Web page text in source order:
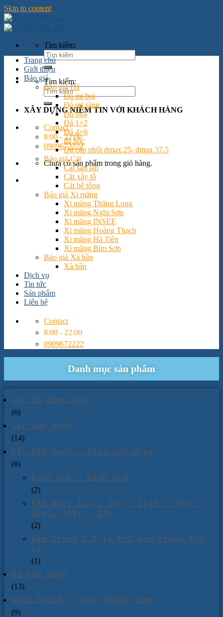
Skip to content
Tìm kiếm:
Tìm kiếm:
XÂY DỰNG NIỀM TIN VỚI KHÁCH HÀNG
Contact
8:00 - 22:00
0909672222
Chưa có sản phẩm trong giỏ hàng.
Trang chủ
Giới thiệu
Báo giá
Báo giá Đá
Đá mi bụi
Đá mi sàng
Đá 0x4
Đá 1×2
Đá 4×6
đá hộc
Đá cấp phối dmax 25, dmax 37.5
Báo giá Cát
Cát san lấp
Cát xây tô
Cát bê tông
Báo giá Xi măng
Xi măng Thăng Long
Xi măng Nghi Sơn
Xi măng INSEE
Xi măng Hoàng Thạch
Xi măng Hà Tiên
Xi măng Bỉm Sơn
Báo giá Xà bần
Xà bần
Dịch vụ
Tin tức
Sản phẩm
Liên hệ
Contact
8:00 - 22:00
0909672222
Danh mục sản phẩm
Cát đá đóng bao
(6)
Cát xây dựng
(14)
Dây kẽm buộc - Đinh xây dựng
(6)
Đinh 3cm - Đinh 5cm
(2)
Kẽm buộc 1ly - 2ly - 2ly5 - 3ly -
3ly5 - 4ly - 5ly
(2)
kẽm trắng 1.0 ly tới kẽm trắng 4.0
ly
(1)
Đá xây dựng
(13)
Gạch block - Gạch không nung
(9)